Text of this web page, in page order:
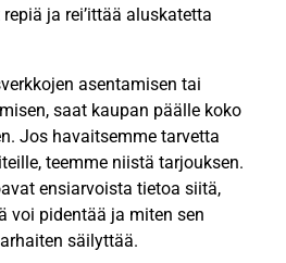
ja rei’ittää aluskatetta
asentamisen tai
saat kaupan päälle koko
Jos havaitsemme tarvetta
teemme niistä tarjouksen.
ensiarvoista tietoa siitä,
voi pidentää ja miten sen
säilyttää.